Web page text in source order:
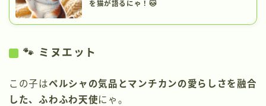
を猫が語るにゃ！🐱
🐾 ミヌエット
この子はペルシャの気品とマンチカンの愛らしさを融合
した、ふわふわ天使にゃ。